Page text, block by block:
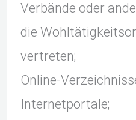
Verbände oder
die
vertreten;
Online-
Internetportale;